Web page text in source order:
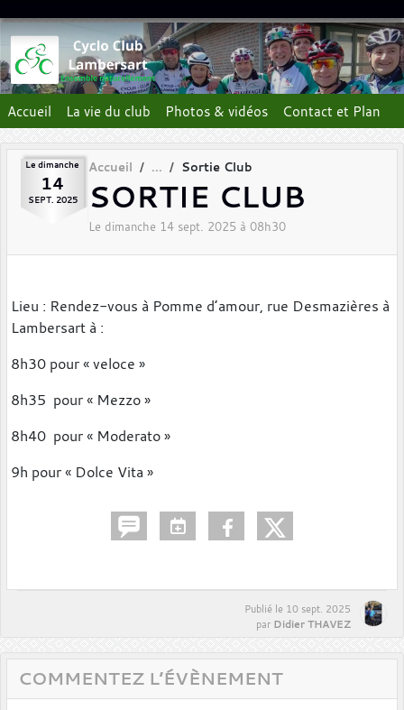
Accueil La vie du club Photos & vidéos Contact et Plan
Le dimanche
14
SEPT. 2025
Accueil Sortie Club
SORTIE CLUB
Le dimanche 14 sept. 2025 à 08h30
Lieu : Rendez-vous à Pomme d’amour, rue Desmazières à
Lambersart à :
8h30 pour « veloce »
8h35 pour « Mezzo »
8h40 pour « Moderato »
9h pour « Dolce Vita »
Publié le 10 sept. 2025
par Didier THAVEZ
COMMENTEZ L’ÉVÈNEMENT